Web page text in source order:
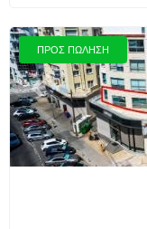
ΠΡΟΣ ΠΩΛΗΣΗ
Προηγούμενο